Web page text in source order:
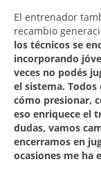
El entrenador
recambio
los técnicos se
incorporando
veces no podés
el sistema.
cómo presionar,
eso enriquece el
dudas, vamos
encerramos en
ocasiones me ha